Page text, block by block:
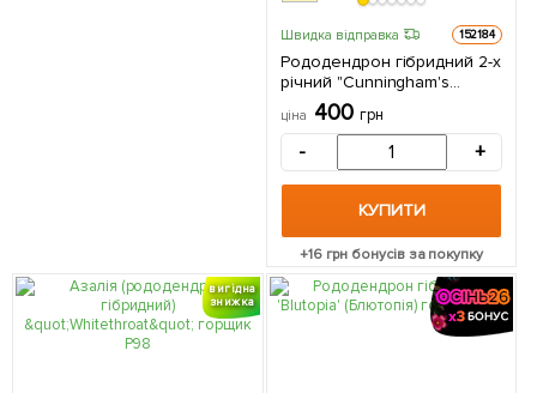
Швидка відправка 152184
Рододендрон гібридний 2-х
річний "Cunningham's
White" С1, висота 25-40см 1
саджанець в упаковці
ціна 400 грн
- +
КУПИТИ
+16грн бонусів за покупку
вигідна
знижка